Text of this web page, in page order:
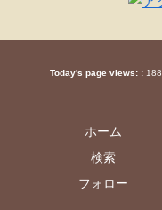
Today's page views: : 188
ホーム
検索
フォロー